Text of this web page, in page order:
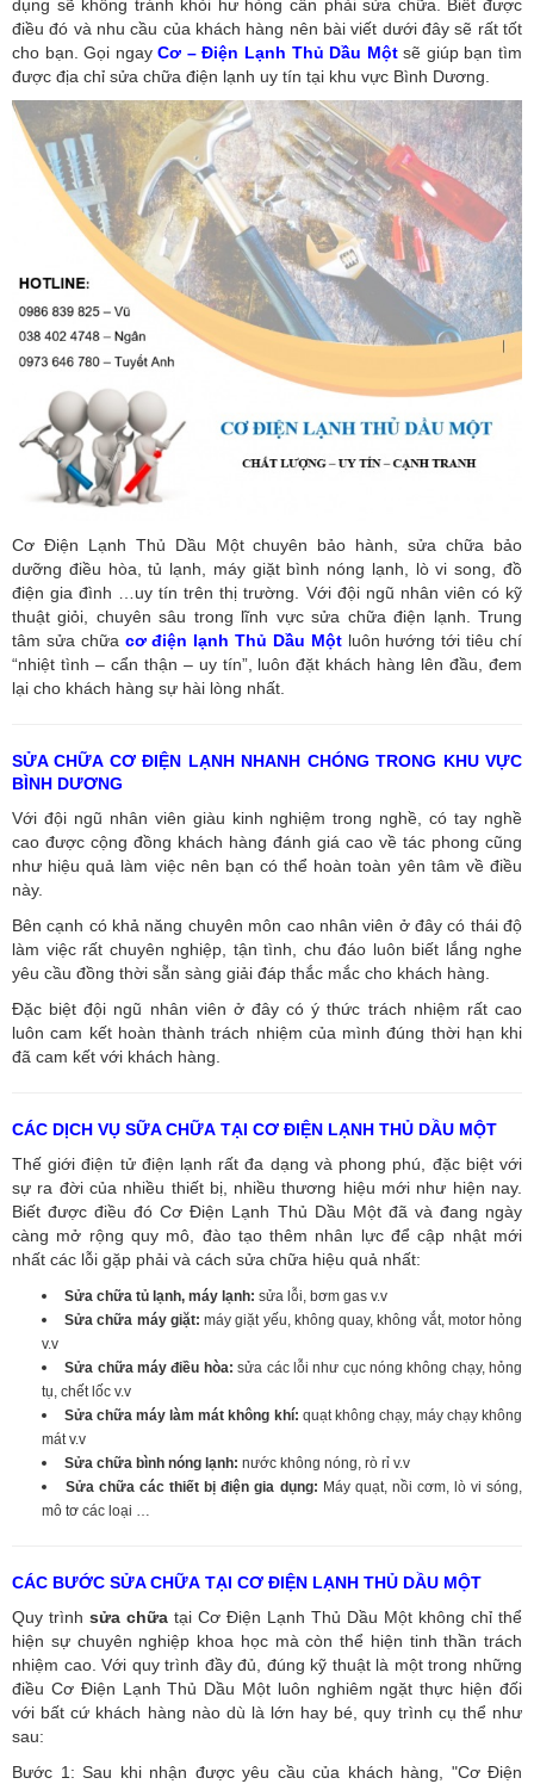
dụng sẽ không tránh khỏi hư hỏng cần phải sửa chữa. Biết được
điều đó và nhu cầu của khách hàng nên bài viết dưới đây sẽ rất tốt
cho bạn. Gọi ngayCơ – Điện Lạnh Thủ Dầu Một sẽ giúp bạn tìm
được địa chỉ sửa chữa điện lạnh uy tín tại khu vực Bình Dương.
Cơ Điện Lạnh Thủ Dầu Một chuyên bảo hành, sửa chữa bảo
dưỡng điều hòa, tủ lạnh, máy giặt bình nóng lạnh, lò vi song, đồ
điện gia đình …uy tín trên thị trường. Với đội ngũ nhân viên có kỹ
thuật giỏi, chuyên sâu trong lĩnh vực sửa chữa điện lạnh. Trung
tâm sửa chữa cơ điện lạnh Thủ Dầu Mộtluôn hướng tới tiêu chí
“nhiệt tình – cẩn thận – uy tín”, luôn đặt khách hàng lên đầu, đem
lại cho khách hàng sự hài lòng nhất.
SỬA CHỮA CƠ ĐIỆN LẠNH NHANH CHÓNG TRONG KHU VỰC
BÌNH DƯƠNG
Với đội ngũ nhân viên giàu kinh nghiệm trong nghề, có tay nghề
cao được cộng đồng khách hàng đánh giá cao về tác phong cũng
như hiệu quả làm việc nên bạn có thể hoàn toàn yên tâm về điều
này.
Bên cạnh có khả năng chuyên môn cao nhân viên ở đây có thái độ
làm việc rất chuyên nghiệp, tận tình, chu đáo luôn biết lắng nghe
yêu cầu đồng thời sẵn sàng giải đáp thắc mắc cho khách hàng.
Đặc biệt đội ngũ nhân viên ở đây có ý thức trách nhiệm rất cao
luôn cam kết hoàn thành trách nhiệm của mình đúng thời hạn khi
đã cam kết với khách hàng.
CÁC DỊCH VỤ SỮA CHỮA TẠI CƠ ĐIỆN LẠNH THỦ DẦU MỘT
Thế giới điện tử điện lạnh rất đa dạng và phong phú, đặc biệt với
sự ra đời của nhiều thiết bị, nhiều thương hiệu mới như hiện nay.
Biết được điều đó Cơ Điện Lạnh Thủ Dầu Một đã và đang ngày
càng mở rộng quy mô, đào tạo thêm nhân lực để cập nhật mới
nhất các lỗi gặp phải và cách sửa chữa hiệu quả nhất:
Sửa chữa tủ lạnh, máy lạnh: sửa lỗi, bơm gas v.v
Sửa chữa máy giặt:máy giặt yếu, không quay, không vắt, motor hỏng
v.v
Sửa chữa máy điều hòa: sửa các lỗi như cục nóng không chạy, hỏng
tụ, chết lốc v.v
Sửa chữa máy làm mát không khí: quạt không chạy, máy chạy không
mát v.v
Sửa chữa bình nóng lạnh: nước không nóng, rò rỉ v.v
Sửa chữa các thiết bị điện gia dụng: Máy quạt, nồi cơm, lò vi sóng,
mô tơ các loại …
CÁC BƯỚC SỬA CHỮA TẠI CƠ ĐIỆN LẠNH THỦ DẦU MỘT
Quy trình sửa chữa tại Cơ Điện Lạnh Thủ Dầu Một không chỉ thể
hiện sự chuyên nghiệp khoa học mà còn thể hiện tinh thần trách
nhiệm cao. Với quy trình đầy đủ, đúng kỹ thuật là một trong những
điều Cơ Điện Lạnh Thủ Dầu Một luôn nghiêm ngặt thực hiện đối
với bất cứ khách hàng nào dù là lớn hay bé, quy trình cụ thể như
sau:
Bước 1: Sau khi nhận được yêu cầu của khách hàng, "Cơ Điện